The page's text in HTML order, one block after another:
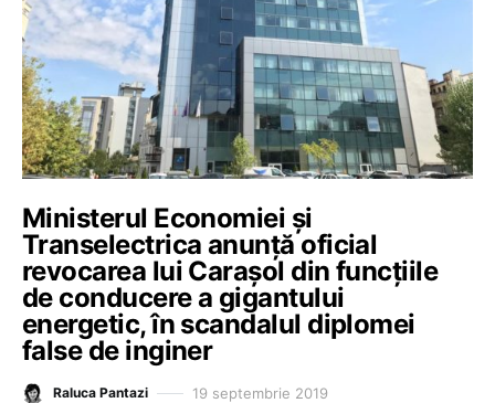
Ministerul Economiei și
Transelectrica anunță oficial
revocarea lui Carașol din funcțiile
de conducere a gigantului
energetic, în scandalul diplomei
false de inginer
Raluca Pantazi 19 septembrie 2019